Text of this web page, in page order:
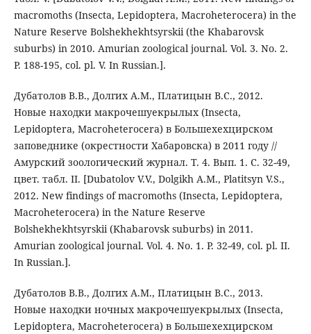
macromoths (Insecta, Lepidoptera, Macroheterocera) in the
Nature Reserve Bolshekhekhtsyrskii (the Khabarovsk
suburbs) in 2010. Amurian zoological journal. Vol. 3. No. 2.
P. 188-195, col. pl. V. In Russian.].
Дубатолов В.В., Долгих А.М., Платицын В.С., 2012.
Новые находки макрочешуекрылых (Insecta,
Lepidoptera, Macroheterocera) в Большехехцирском
заповеднике (окрестности Хабаровска) в 2011 году //
Амурский зоологический журнал. Т. 4. Вып. 1. С. 32-49,
цвет. табл. II. [Dubatolov V.V., Dolgikh A.M., Platitsyn V.S.,
2012. New findings of macromoths (Insecta, Lepidoptera,
Macroheterocera) in the Nature Reserve
Bolshekhekhtsyrskii (Khabarovsk suburbs) in 2011.
Amurian zoological journal. Vol. 4. No. 1. P. 32-49, col. pl. II.
In Russian.].
Дубатолов В.В., Долгих А.М., Платицын В.С., 2013.
Новые находки ночных макрочешуекрылых (Insecta,
Lepidoptera, Macroheterocera) в Большехехцирском